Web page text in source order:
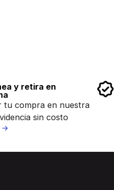
y retira en
tu compra en nuestra
sin costo